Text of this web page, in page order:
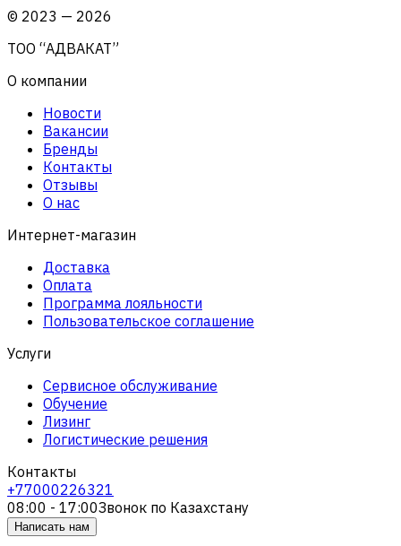
© 2023 — 2026
ТОО “АДВАКАТ”
О компании
Новости
Вакансии
Бренды
Контакты
Отзывы
О нас
Интернет-магазин
Доставка
Оплата
Программа лояльности
Пользовательское соглашение
Услуги
Сервисное обслуживание
Обучение
Лизинг
Логистические решения
Контакты
+77000226321
08:00 - 17:00Звонок по Казахстану
Написать нам